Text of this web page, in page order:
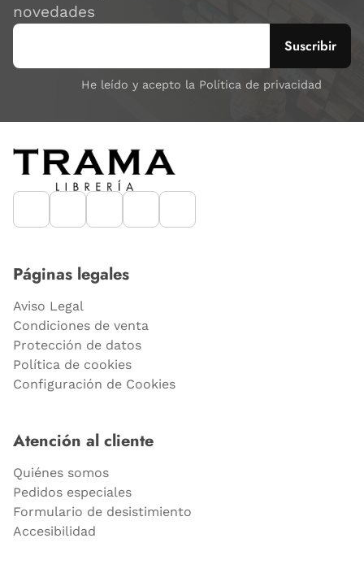
novedades
He leído y acepto la Política de privacidad
Páginas legales
Aviso Legal
Condiciones de venta
Protección de datos
Política de cookies
Configuración de Cookies
Atención al cliente
Quiénes somos
Pedidos especiales
Formulario de desistimiento
Accesibilidad